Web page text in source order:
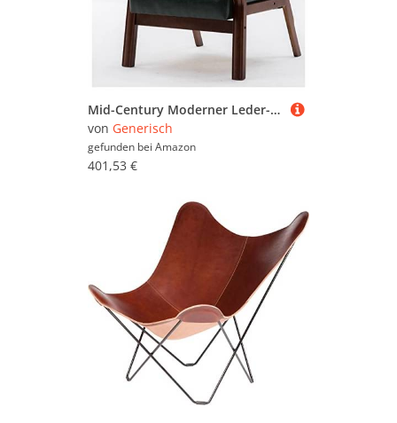
Mid-Century Moderner Leder-Akzentstuhl – bequemer gepolsterter Loungesessel für Wohnzimmer & Schlafzimmer – Retro-Sessel mit Rückenlehne für Erwachsene
von Generisch
gefunden bei Amazon
401,53 €